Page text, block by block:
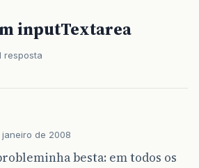
inputTextarea
resposta
janeiro de 2008
besta: em todos os